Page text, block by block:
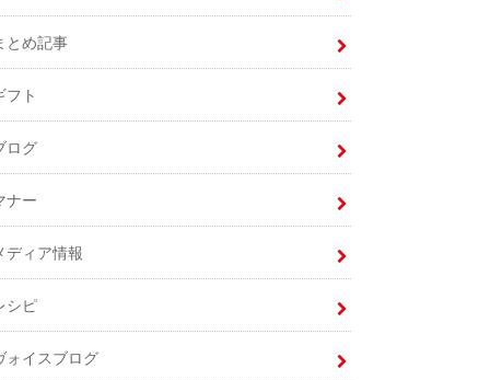
とめ記事
フト
ログ
ナー
ディア情報
シピ
ォイスブログ